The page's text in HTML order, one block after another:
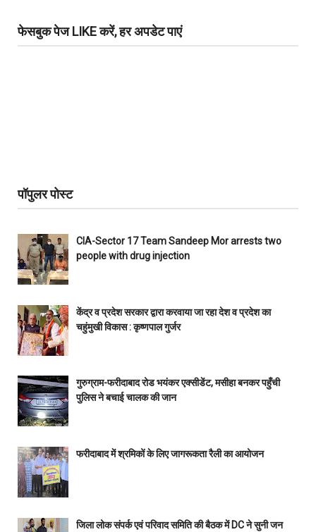
फेसबुक पेज LIKE करें, हर अपडेट पाएं
पॉपुलर पोस्ट
CIA-Sector 17 Team Sandeep Mor arrests two
people with drug injection
केंद्र व प्रदेश सरकार द्वारा करवाया जा रहा देश व प्रदेश का
चहुंमुखी विकास : कृष्णपाल गुर्जर
गुरुग्राम-फरीदाबाद रोड भयंकर एक्सीडेंट, मसीहा बनकर पहुँची
पुलिस ने बचाई चालक की जान
फरीदाबाद में श्रमिकों के लिए जागरूकता रैली का आयोजन
जिला लोक संपर्क एवं परिवाद समिति की बैठक में DC ने सुनी जन